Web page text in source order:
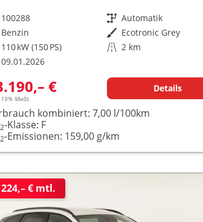
100288 Getriebe Automatik
Benzin Außenfarbe Ecotronic Grey
110 kW (150 PS) Kilometerstand 2 km
09.01.2026
€
MwSt.
Details
kombiniert:7,00 l/100km
2-Klasse: F
2-Emissionen: 159,00 g/km
€ mtl.